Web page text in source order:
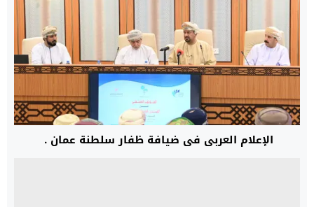
الإعلام العربي في ضيافة ظفار سلطنة عمان .